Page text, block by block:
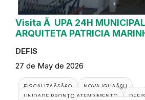
Visita Ã UPA 24H MUNICIPAL
ARQUITETA PATRICIA
DEFIS
27 de May de 2026
FISCALIZAÃ§Ã£O
NOVA IGUAÃ§U
UNIDADE PRONTO ATENDIMENTO